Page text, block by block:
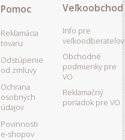
Pomoc
Reklamácia
tovaru
Odstúpenie
od zmluvy
Ochrana
osobných
údajov
Povinnosti
e-shopov
Veľkoobchod
Info pre
veľkoodberateľov
Obchodné
podmienky pre
VO
Reklamačný
poriadok pre VO